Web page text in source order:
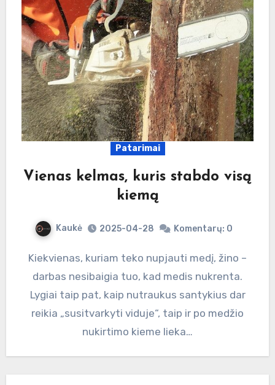
Patarimai
Vienas kelmas, kuris stabdo visą
kiemą
Kaukė 2025-04-28 Komentarų: 0
Kiekvienas, kuriam teko nupjauti medį, žino –
darbas nesibaigia tuo, kad medis nukrenta.
Lygiai taip pat, kaip nutraukus santykius dar
reikia „susitvarkyti viduje“, taip ir po medžio
nukirtimo kieme lieka…